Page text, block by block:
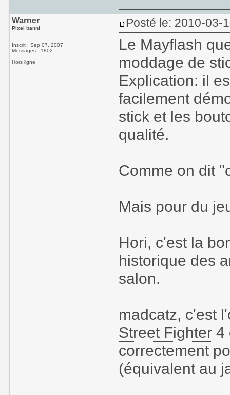
Warner
Pixel banni
Inscrit : Sep 07, 2007
Messages : 1802
Hors ligne
Posté le: 2010-03-
Le Mayflash
moddage de
Explication: il
facilement
stick et les
qualité.
Comme on dit
Mais pour du
Hori, c'est la
historique des
salon.
madcatz, c'est
Street Fighter 4
correctement
(équivalent au